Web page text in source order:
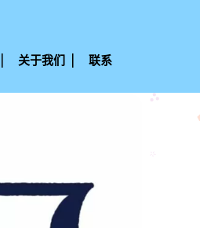
关于我们 联系